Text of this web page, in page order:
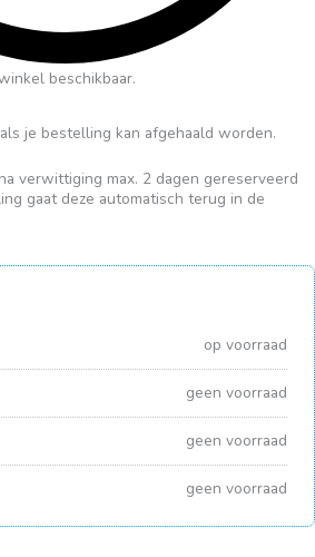
beschikbaar.
je bestelling kan afgehaald worden.
verwittiging max. 2 dagen gereserveerd
gaat deze automatisch terug in de
op voorraad
geen voorraad
geen voorraad
geen voorraad